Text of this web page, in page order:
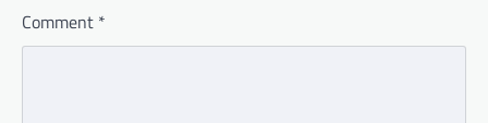
Comment *